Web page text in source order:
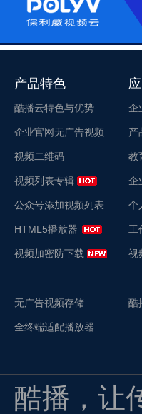
产品特色
酷播云特色与优势
企业官网无广告视频
视频二维码
视频列表专辑
公众号添加视频列表
HTML5播放器
视频加密防下载
无广告视频存储
全终端适配播放器
企
产
教
企
个
工
视
酷
酷播，让